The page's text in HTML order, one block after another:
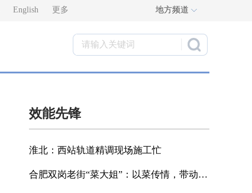
English 更多 地方频道
效能先锋
淮北：西站轨道精调现场施工忙
合肥双岗老街“菜大姐”：以菜传情，带动邻里共筑爱心网